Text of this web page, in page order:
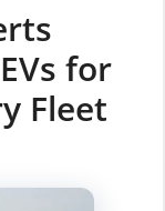
for
Fleet